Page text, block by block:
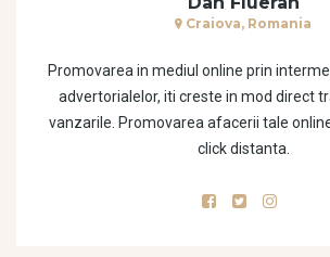
Craiova, Romania
Promovarea in mediul online prin
advertorialelor, iti creste in mod direct
vanzarile. Promovarea afacerii tale
click distanta.